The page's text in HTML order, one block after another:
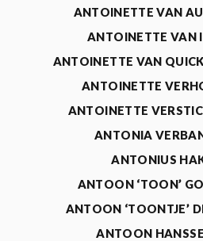
ANTOINETTE VAN
ANTOINETTE VAN
ANTOINETTE VAN
ANTOINETTE
ANTOINETTE
ANTONIA
ANTONIUS
ANTOON ‘TOON’
ANTOON ‘TOONTJE’
ANTOON